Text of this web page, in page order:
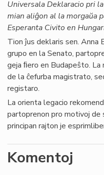
Universala Deklaracio pri
mian aliĝon al la morgaŭa
Esperanta Civito en
Tion ĵus deklaris sen. Anna
grupo en la Senato,
geja ﬁero en Budapeŝto.
de la ĉefurba magistrato,
registaro.
La orienta legacio
partoprenon pro motivoj de
principan rajton je
Komentoj